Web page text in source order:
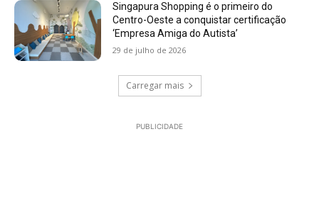
Singapura Shopping é o primeiro do
Centro-Oeste a conquistar certificação
‘Empresa Amiga do Autista’
29 de julho de 2026
Carregar mais
PUBLICIDADE